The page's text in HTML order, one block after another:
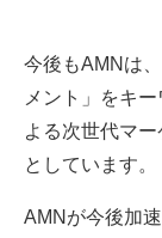
今後もAMNは
メント」をキ
よる次世代マ
としています。
AMNが今後加